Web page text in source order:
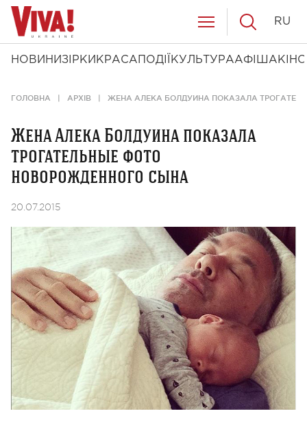
НОВИНИ ЗІРКИ КРАСА ПОДІЇ КУЛЬТУРААФІША КІНО
RU
ГОЛОВНА АРХІВ ЖЕНА АЛЕКА БОЛДУИНА ПОКАЗАЛА
Жена Алека Болдуина показала
трогательные фото
новорожденного сына
20.07.2015